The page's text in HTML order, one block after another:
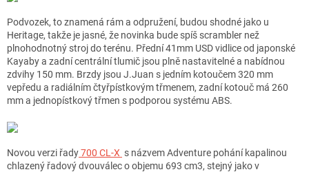
Podvozek, to znamená rám a odpružení, budou shodné jako u
Heritage, takže je jasné, že novinka bude spíš scrambler než
plnohodnotný stroj do terénu. Přední 41mm USD vidlice od japonské
Kayaby a zadní centrální tlumič jsou plně nastavitelné a nabídnou
zdvihy 150 mm. Brzdy jsou J.Juan s jedním kotoučem 320 mm
vepředu a radiálním čtyřpístkovým třmenem, zadní kotouč má 260
mm a jednopístkový třmen s podporou systému ABS.
Novou verzi řady700 CL-X s názvem Adventure pohání kapalinou
chlazený řadový dvouválec o objemu 693 cm3, stejný jako v